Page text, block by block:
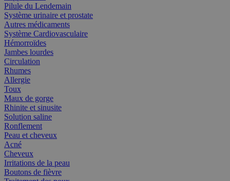
Pilule du Lendemain
Système urinaire et prostate
Autres médicaments
Système Cardiovasculaire
Hémorroïdes
Jambes lourdes
Circulation
Rhumes
Allergie
Toux
Maux de gorge
Rhinite et sinusite
Solution saline
Ronflement
Peau et cheveux
Acné
Cheveux
Irritations de la peau
Boutons de fièvre